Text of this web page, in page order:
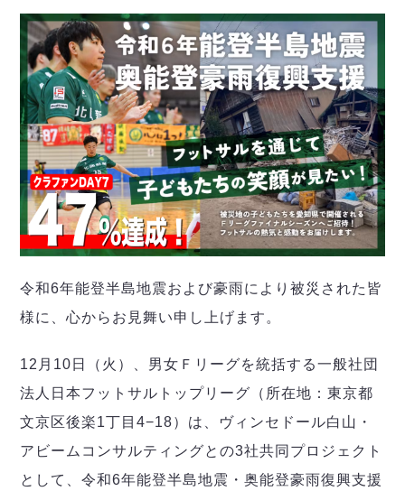
個人ランキング｜ゴール
個人ランキング｜シュート
個人ランキング｜シュート成功率
個人ランキング｜第2PK
メットライフ生命Ｆリーグカップ 2026
試合日程・結果
大会概要
アリーナ情報
チケット情報
メットライフ生命Ｆ２リーグ
ヴォスクオーレ仙台
マルバ水戸FC
リガーレヴィア葛飾
Y．S．C．C．横浜
ヴィンセドール白山
アグレミーナ浜松
デウソン神戸
ポルセイド浜田
アリーナ観戦マナー&ルール
Ｆリーグカップ 試合記録
リーグ統計データ
記念ゴール
ハットトリック
担当審判員
選手の通算記録（Ｆ１）
エスポラーダ北海道
バルドラール浦安
フウガドールすみだ
立川アスレティックFC
ペスカドーラ町田
ボアルース長野
名古屋オーシャンズ
シュライカー大阪
DIVISION02
FOLLOW US!
令和6年能登半島地震および豪雨により被災された皆
様に、心からお見舞い申し上げます。
12月10日（火）、男女Ｆリーグを統括する一般社団
法人日本フットサルトップリーグ（所在地：東京都
文京区後楽1丁目4−18）は、ヴィンセドール白山・
アビームコンサルティングとの3社共同プロジェクト
として、令和6年能登半島地震・奥能登豪雨復興支援